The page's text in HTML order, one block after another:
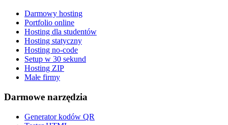
Darmowy hosting
Portfolio online
Hosting dla studentów
Hosting statyczny
Hosting no-code
Setup w 30 sekund
Hosting ZIP
Małe firmy
Darmowe narzędzia
Generator kodów QR